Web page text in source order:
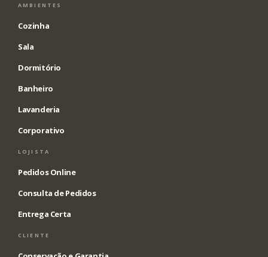
AMBIENTES
Cozinha
Sala
Dormitório
Banheiro
Lavanderia
Corporativo
LOJISTA
Pedidos Online
Consulta de Pedidos
Entrega Certa
CLIENTE